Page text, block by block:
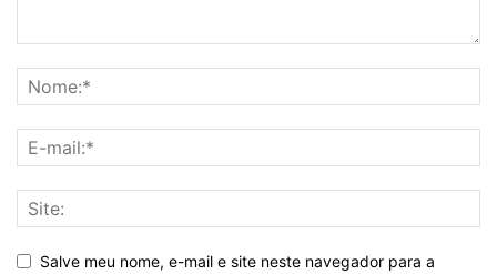
Salve meu nome, e-mail e site neste navegador para a